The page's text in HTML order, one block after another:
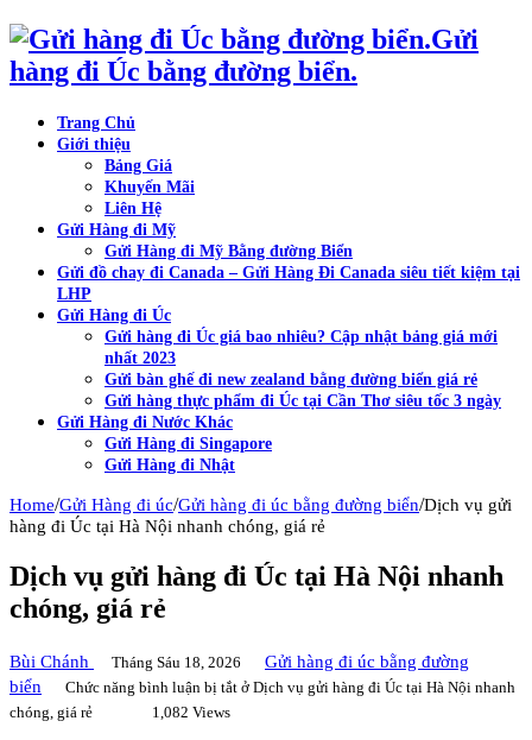
Gửi
hàng đi Úc bằng đường biển.
Trang Chủ
Giới thiệu
Bảng Giá
Khuyến Mãi
Liên Hệ
Gửi Hàng đi Mỹ
Gửi Hàng đi Mỹ Bằng đường Biển
Gửi đồ chay đi Canada – Gửi Hàng Đi Canada siêu tiết kiệm tại
LHP
Gửi Hàng đi Úc
Gửi hàng đi Úc giá bao nhiêu? Cập nhật bảng giá mới
nhất 2023
Gửi bàn ghế đi new zealand bằng đường biển giá rẻ
Gửi hàng thực phẩm đi Úc tại Cần Thơ siêu tốc 3 ngày
Gửi Hàng đi Nước Khác
Gửi Hàng đi Singapore
Gửi Hàng đi Nhật
Home/Gửi Hàng đi úc/Gửi hàng đi úc bằng đường biển/Dịch vụ gửi
hàng đi Úc tại Hà Nội nhanh chóng, giá rẻ
Dịch vụ gửi hàng đi Úc tại Hà Nội nhanh
chóng, giá rẻ
Bùi Chánh Tháng Sáu 18, 2026
Gửi hàng đi úc bằng đường
biển
Chức năng bình luận bị tắt ở Dịch vụ gửi hàng đi Úc tại Hà Nội nhanh
chóng, giá rẻ
1,082 Views